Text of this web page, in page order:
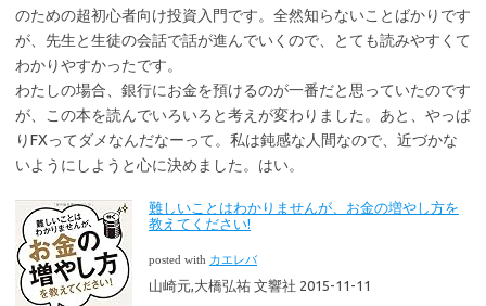
のための超初心者向け投資入門です。全然知らないことばかりです
が、先生と生徒の会話で話が進んでいくので、とても読みやすくて
わかりやすかったです。
わたしの場合、銀行にお金を預けるのが一番だと思っていたのです
が、この本を読んでいろいろと考えが変わりました。あと、やっぱ
りFXってダメなんだなーって。私は鈍感な人間なので、近づかな
いようにしようと心に決めました。はい。
難しいことはわかりませんが、お金の増やし方を
教えてください!
posted with カエレバ
山崎元,大橋弘祐 文響社 2015-11-11